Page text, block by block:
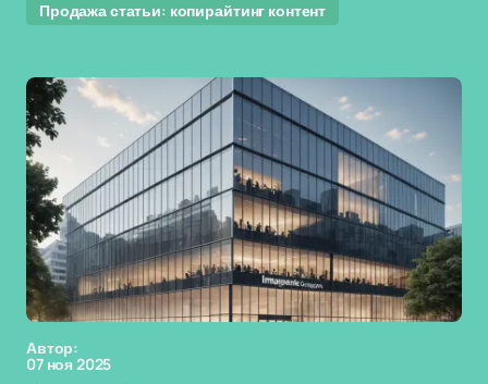
Продажа статьи: копирайтинг контент
Автор:
07 ноя 2025